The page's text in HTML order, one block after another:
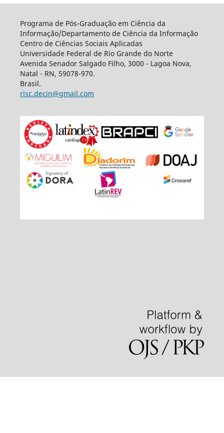
Programa de Pós-Graduação em Ciência da
Informação/Departamento de Ciência da Informação
Centro de Ciências Sociais Aplicadas
Universidade Federal de Rio Grande do Norte
Avenida Senador Salgado Filho, 3000 - Lagoa Nova,
Natal - RN, 59078-970.
Brasil.
risc.decin@gmail.com